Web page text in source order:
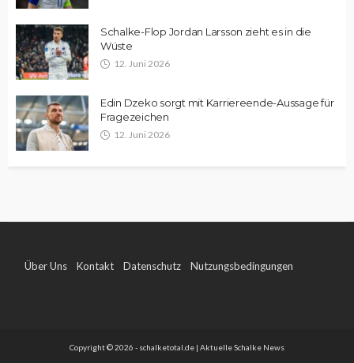
Schalke-Flop Jordan Larsson zieht es in die
Wüste
12. Juni 2026
Edin Dzeko sorgt mit Karriereende-Aussage für
Fragezeichen
12. Juni 2026
Über Uns Kontakt Datenschutz Nutzungsbedingungen
Copyright © 2026 - schalketotal.de | Aktuelle Schalke News